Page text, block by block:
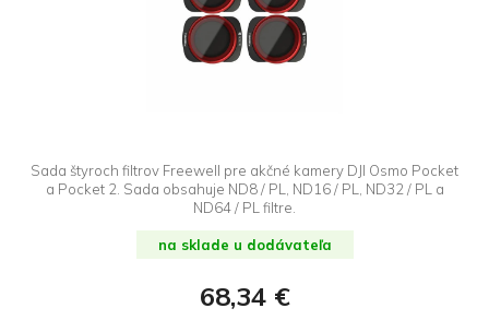
Sada štyroch filtrov Freewell pre akčné kamery DJI Osmo Pocket
a Pocket 2. Sada obsahuje ND8 / PL, ND16 / PL, ND32 / PL a
ND64 / PL filtre.
na sklade u dodávateľa
68,34 €